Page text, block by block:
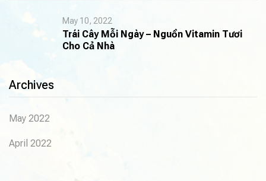
May 10, 2022
Trái Cây Mỗi Ngày – Nguồn Vitamin Tươi
Cho Cả Nhà
Archives
May 2022
April 2022